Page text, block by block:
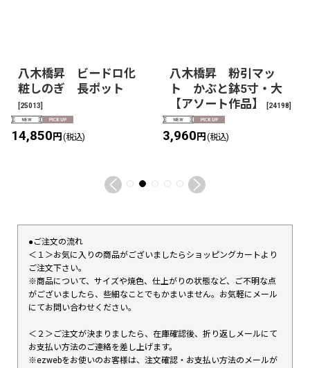
八木橋昇 粉引マット
リムボウル
[24168]
4,950円(税込)
八木橋昇 粉引きマッ
トしのぎ フリーカッ
プ【アソート作品】
[24153]
●ご注文の流れ
＜１＞お気に入りの商品がございましたらショッピングカートより
ご注文下さい。
※商品について、サイズや焼色、仕上がりの状態など、ご不明な点
がございましたら、些細なことでもかまいません。お気軽にメール
にてお問い合わせください。
＜２＞ご注文が決まりましたら、在庫確認後、折り返しメールにて
お支払い方法のご連絡を差し上げます。
※ezwebをお使いのお客様は、注文確認・お支払い方法のメールが